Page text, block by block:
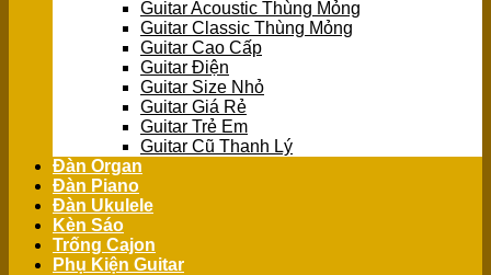
Guitar Acoustic Thùng Mỏng
Guitar Classic Thùng Mỏng
Guitar Cao Cấp
Guitar Điện
Guitar Size Nhỏ
Guitar Giá Rẻ
Guitar Trẻ Em
Guitar Cũ Thanh Lý
Đàn Organ
Đàn Piano
Đàn Ukulele
Kèn Sáo
Trống Cajon
Phụ Kiện Guitar